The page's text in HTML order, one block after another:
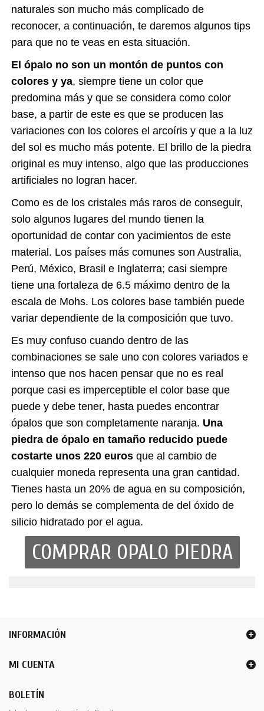
naturales son mucho más complicado de
reconocer, a continuación, te daremos algunos tips
para que no te veas en esta situación.
El ópalo no son un montón de puntos con
colores y ya, siempre tiene un color que
predomina más y que se considera como color
base, a partir de este es que se producen las
variaciones con los colores el arcoíris y que a la luz
del sol es mucho más potente. El brillo de la piedra
original es muy intenso, algo que las producciones
artificiales no logran hacer.
Como es de los cristales más raros de conseguir,
solo algunos lugares del mundo tienen la
oportunidad de contar con yacimientos de este
material. Los países más comunes son Australia,
Perú, México, Brasil e Inglaterra; casi siempre
tiene una fortaleza de 6.5 máximo dentro de la
escala de Mohs. Los colores base también puede
variar dependiente de la composición que tuvo.
Es muy confuso cuando dentro de las
combinaciones se sale uno con colores variados e
intenso que nos hacen pensar que no es real
porque casi es imperceptible el color base que
puede y debe tener, hasta puedes encontrar
ópalos que son completamente naranja. Una
piedra de ópalo en tamaño reducido puede
costarte unos 220 euros que al cambio de
cualquier moneda representa una gran cantidad.
Tienes hasta un 20% de agua en su composición,
pero lo demás se complementa de del óxido de
silicio hidratado por el agua.
COMPRAR OPALO PIEDRA
INFORMACIÓN
MI CUENTA
BOLETÍN